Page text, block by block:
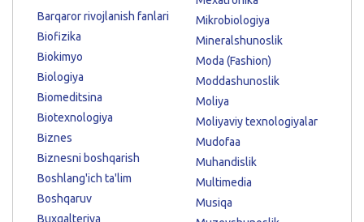
Barqaror rivojlanish fanlari
Biofizika
Biokimyo
Biologiya
Biomeditsina
Biotexnologiya
Biznes
Biznesni boshqarish
Boshlang'ich ta'lim
Boshqaruv
Buxgalteriya
Mikrobiologiya
Mineralshunoslik
Moda (Fashion)
Moddashunoslik
Moliya
Moliyaviy texnologiyalar
Mudofaa
Muhandislik
Multimedia
Musiqa